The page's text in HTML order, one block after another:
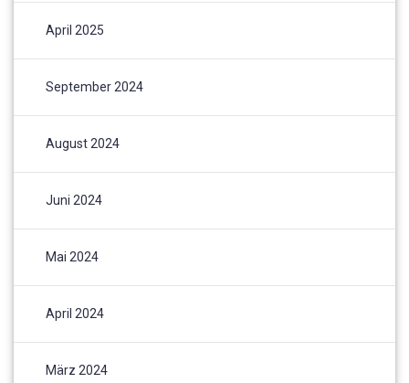
April 2025
September 2024
August 2024
Juni 2024
Mai 2024
April 2024
März 2024